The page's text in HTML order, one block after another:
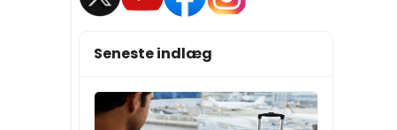
Seneste indlæg